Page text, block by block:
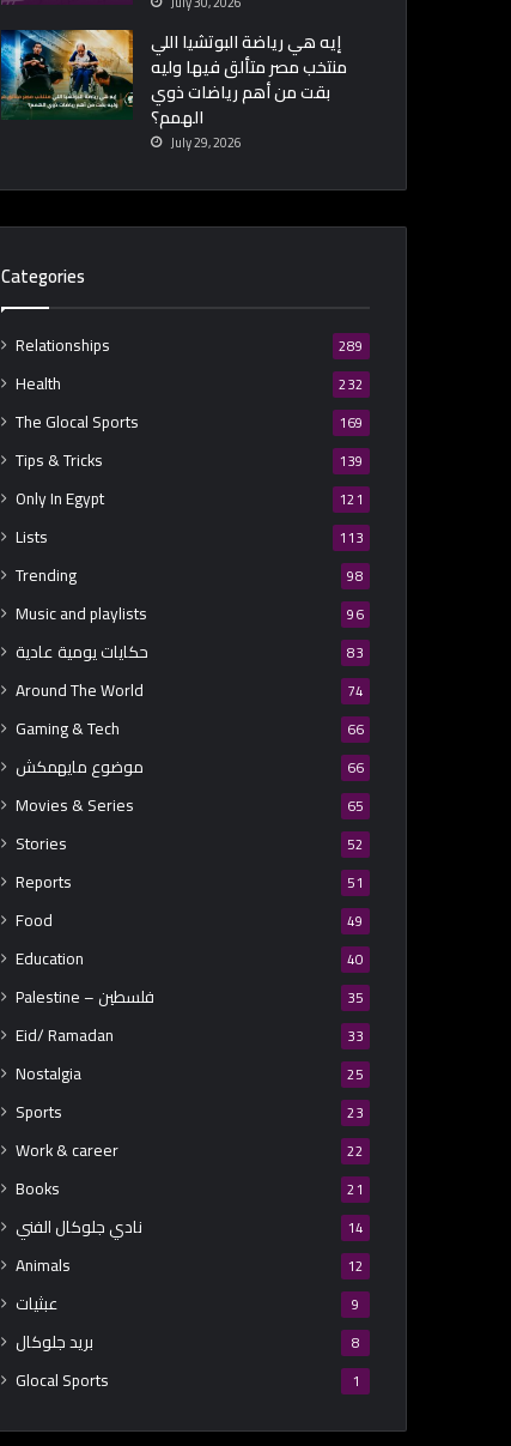
إيه هي رياضة البوتشيا اللي
منتخب مصر متألق فيها وليه
بقت من أهم رياضات ذوي
الهمم؟
July 29, 2026
Categories
Relationships 289
Health 232
The Glocal Sports 169
Tips & Tricks 139
Only In Egypt 121
Lists 113
Trending 98
Music and playlists 96
حكايات يومية عادية 83
Around The World 74
Gaming & Tech 66
موضوع مايهمكش 66
Movies & Series 65
Stories 52
Reports 51
Food 49
Education 40
Palestine – فلسطين 35
Eid/ Ramadan 33
Nostalgia 25
Sports 23
Work & career 22
Books 21
نادي جلوكال الفني 14
Animals 12
عبثيات 9
بريد جلوكال 8
Glocal Sports 1